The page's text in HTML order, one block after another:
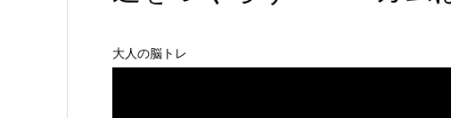
大人の脳トレ